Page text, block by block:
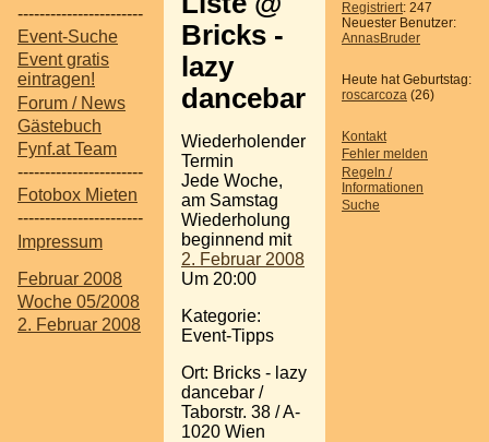
-----------------------
Event-Suche
Event gratis
eintragen!
Forum / News
Gästebuch
Fynf.at Team
-----------------------
Fotobox Mieten
-----------------------
Impressum
Februar 2008
Woche 05/2008
2. Februar 2008
Registriert: 247
Neuester Benutzer:
AnnasBruder
Heute hat Geburtstag:
roscarcoza (26)
Kontakt
Fehler melden
Regeln /
Informationen
Suche
Bricks -
lazy
dancebar
Wiederholender
Termin
Jede Woche,
am Samstag
Wiederholung
beginnend mit
2. Februar 2008
Um 20:00
Kategorie:
Event-Tipps
Ort: Bricks - lazy
dancebar /
Taborstr. 38 / A-
1020 Wien